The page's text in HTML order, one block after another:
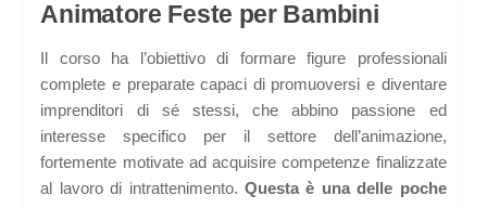
Animatore Feste per Bambini
Il corso ha l’obiettivo di formare figure professionali
complete e preparate capaci di promuoversi e diventare
imprenditori di sé stessi, che abbino passione ed
interesse specifico per il settore dell’animazione,
fortemente motivate ad acquisire competenze finalizzate
al lavoro di intrattenimento. Questa è una delle poche